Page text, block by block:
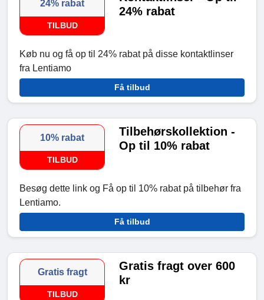
24% rabat
TILBUD
24% rabat
Køb nu og få op til 24% rabat på disse kontaktlinser
fra Lentiamo
Få tilbud
10% rabat
TILBUD
Tilbehørskollektion -
Op til 10% rabat
Besøg dette link og Få op til 10% rabat på tilbehør fra
Lentiamo.
Få tilbud
Gratis fragt
TILBUD
Gratis fragt over 600
kr